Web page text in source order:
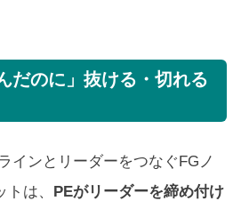
だのに」抜ける・切れる
インとリーダーをつなぐFGノ
は、 PEがリーダーを締め付け